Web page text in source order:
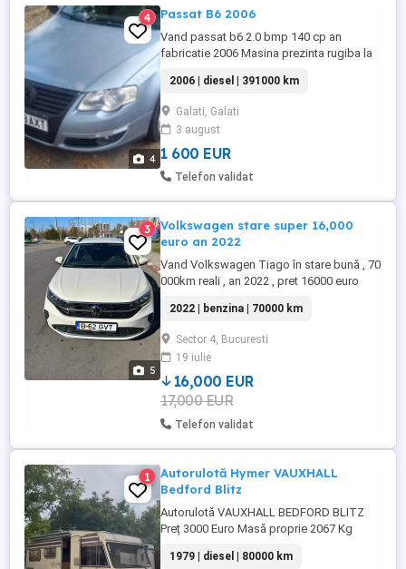
4
4 Passat B6 2006
Vand passat b6 2.0 bmp 140 cp an
fabricatie 2006 Masina prezinta rugiba la
injectoare bune doar ca nu am timp sa ma
ocup de ia .. Acte valabile pina in luna a10
a Pretu este in euro si este usor neg
2006 | diesel | 391000 km
Galati, Galati
3 august
1 600 EUR
Telefon validat
5
3
Volkswagen stare super 16,000
euro an 2022
Vand Volkswagen Tiago în stare bună , 70
000km reali , an 2022 , pret 16000 euro
despre detalii motor putere , și alte detalii
direct la telefon
2022 | benzina | 70000 km
Sector 4, Bucuresti
19 iulie
16,000 EUR
17,000 EUR
Telefon validat
1
Autorulotă Hymer VAUXHALL
Bedford Blitz
Autorulotă VAUXHALL BEDFORD BLITZ
Preț 3000 Euro Masă proprie 2067 Kg
CP Serie șasiu (VIN): F5JY622587 Data
1979 | diesel | 80000 km